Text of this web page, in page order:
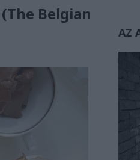
(The Belgian
AZ